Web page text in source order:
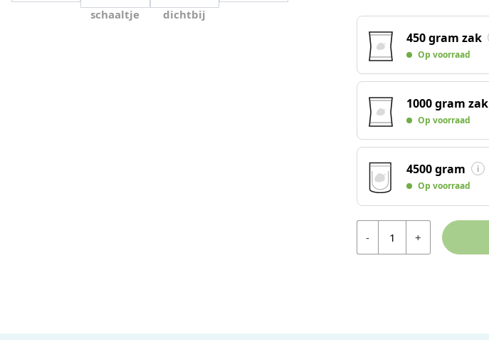
450 gram zak
Op voorraad
1000 gram zak
Op voorraad
4500 gram
Op voorraad
- +